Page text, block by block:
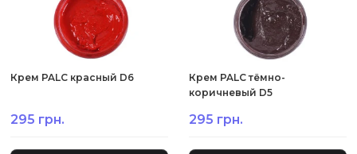
Крем PALC красный D6
295 грн.
Крем PALC тёмно-
коричневый D5
295 грн.